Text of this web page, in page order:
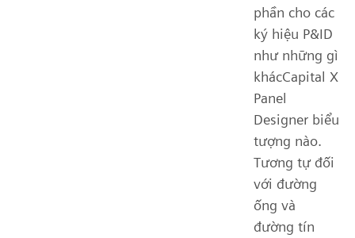
phần cho các
ký hiệu P&ID
như những gì
khácCapital X
Panel
Designer biểu
tượng nào.
Tương tự đối
với đường
ống và
đường tín